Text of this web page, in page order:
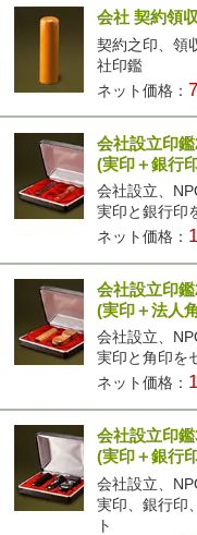
会社 契約領
契約之印、領
社印鑑
ネット価格：
会社設立印
(実印＋銀行
会社設立、
実印と銀行印
ネット価格：
会社設立印
(実印＋法人
会社設立、
実印と角印を
ネット価格：
会社設立印
(実印＋銀行
会社設立、
実印、銀行印
ト